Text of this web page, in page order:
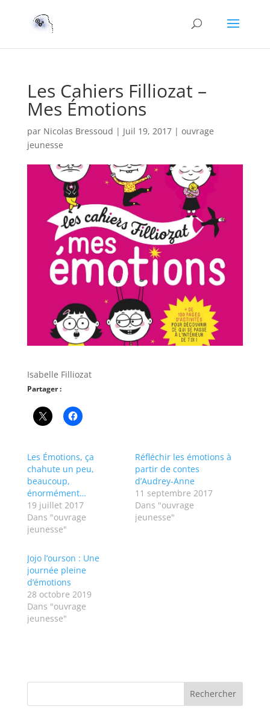
Les Cahiers Filliozat –
Mes Émotions
par Nicolas Bressoud | Juil 19, 2017| ouvrage
jeunesse
Isabelle Filliozat
Partager :
Les Émotions, ça
chahute un peu,
beaucoup,
énormément…
19 juillet 2017
Dans "ouvrage
jeunesse"
Réfléchir les émotions à
partir de contes
d’Audrey-Anne
11 septembre 2017
Dans "ouvrage
jeunesse"
Jojo l’ourson : Une
journée pleine
d’émotions
28 octobre 2019
Dans "ouvrage
jeunesse"